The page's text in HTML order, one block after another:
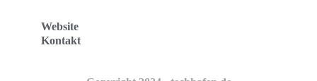
Website
Kontakt